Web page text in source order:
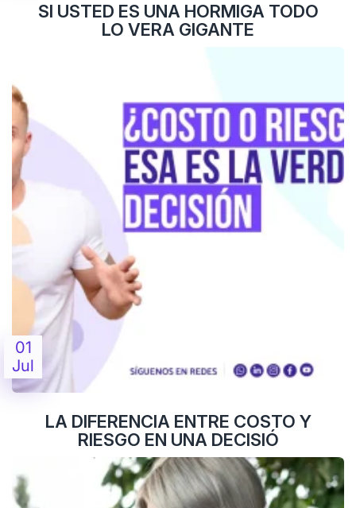
SI USTED ES UNA HORMIGA TODO
LO VERA GIGANTE
01
Jul
LA DIFERENCIA ENTRE COSTO Y
RIESGO EN UNA DECISIÓ